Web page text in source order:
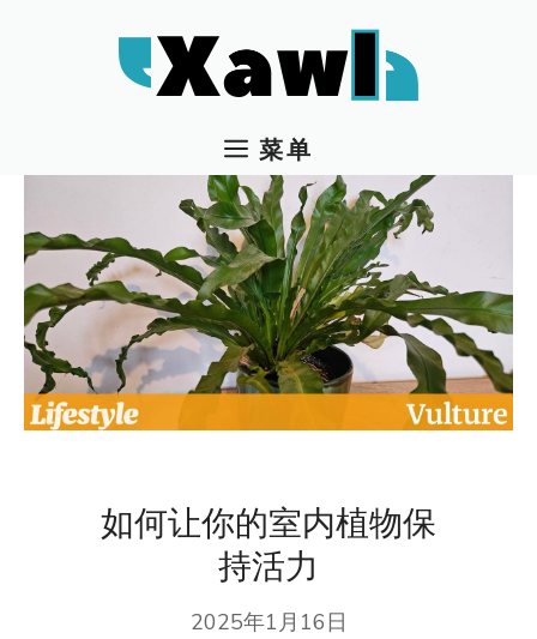
菜单
如何让你的室内植物保
持活力
2025年1月16日